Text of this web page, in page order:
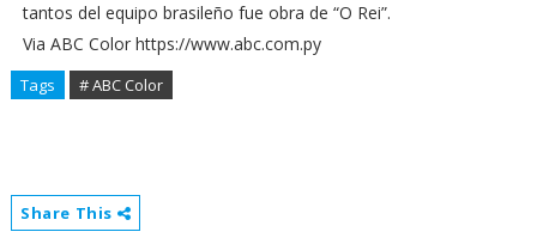
tantos del equipo brasileño fue obra de “O Rei”.
Via ABC Color https://www.abc.com.py
Tags # ABC Color
Share This